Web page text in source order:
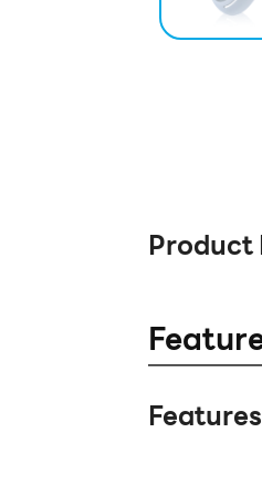
Product
Features